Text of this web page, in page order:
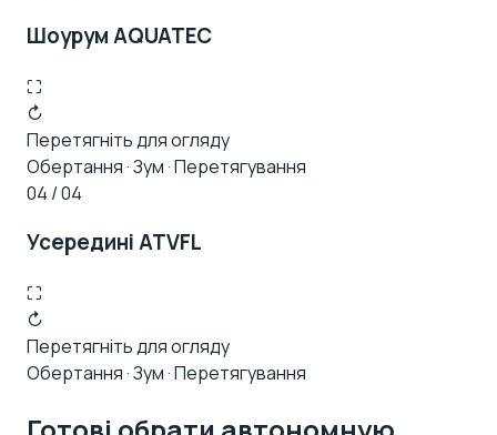
Шоурум AQUATEC
⛶
↻
Перетягніть для огляду
Обертання · Зум · Перетягування
04 / 04
Усередині ATVFL
⛶
↻
Перетягніть для огляду
Обертання · Зум · Перетягування